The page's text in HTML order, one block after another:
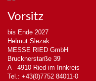
Vorsitz
bis Ende 2027
Helmut Slezak
MESSE RIED GmbH
Brucknerstarße 39
A - 4910 Ried im Innkreis
Tel.: +43(0)7752 84011-0